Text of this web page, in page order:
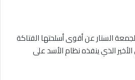
الستار عن أقوى أسلحتها الفتاكة
الذي ينفذه نظام الأسد على